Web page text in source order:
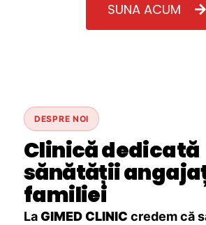
SUNA ACUM
DESPRE NOI
Clinică dedicată
sănătății
familiei
LaGIMED CLINIC credem că